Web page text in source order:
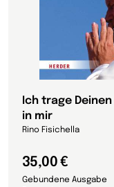
Ich trage
in mir
Rino Fisichella
35,00 €
Gebundene Ausgabe